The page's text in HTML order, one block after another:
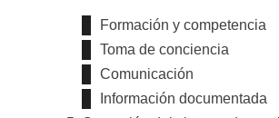
Formación y competencia
Toma de conciencia
Comunicación
Información documentada